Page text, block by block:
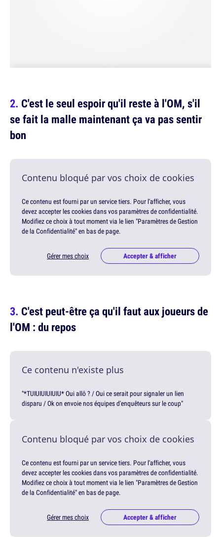
C'est le seul espoir qu'il reste à l'OM, s'il
se fait la malle maintenant ça va pas sentir
bon
Contenu bloqué par vos choix de cookies
Ce contenu est fourni par un service tiers. Pour l'afficher, vous
devez accepter les cookies dans vos paramètres de confidentialité.
Modifiez ce choix à tout moment via le lien "Paramètres de Gestion
de la Confidentialité" en bas de page.
Gérer mes choix Accepter & afficher
C'est peut-être ça qu'il faut aux joueurs de
l'OM : du repos
Ce contenu n'existe plus
"*TUIUIUIUIUIU* Oui allô ? / Oui ce serait pour signaler un lien
disparu / Ok on envoie nos équipes d'enquêteurs sur le coup"
Contenu bloqué par vos choix de cookies
Ce contenu est fourni par un service tiers. Pour l'afficher, vous
devez accepter les cookies dans vos paramètres de confidentialité.
Modifiez ce choix à tout moment via le lien "Paramètres de Gestion
de la Confidentialité" en bas de page.
Gérer mes choix Accepter & afficher